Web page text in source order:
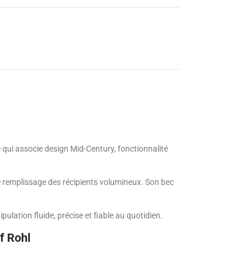
associe design Mid-Century, fonctionnalité
des récipients volumineux. Son bec
fluide, précise et fiable au quotidien.
Rohl